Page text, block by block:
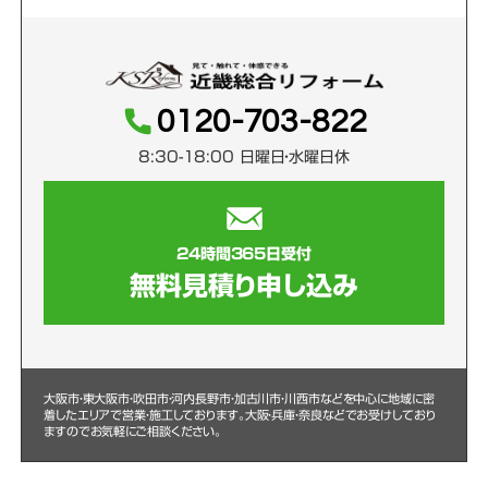
0120-703-822
8:30-18:00 日曜日・水曜日休
24時間365日受付
無料見積り申し込み
大阪市・東大阪市・吹田市・河内長野市・加古川市・川西市などを中心に地域に密
着したエリアで営業・施工しております。大阪・兵庫・奈良などでお受けしており
ますのでお気軽にご相談ください。